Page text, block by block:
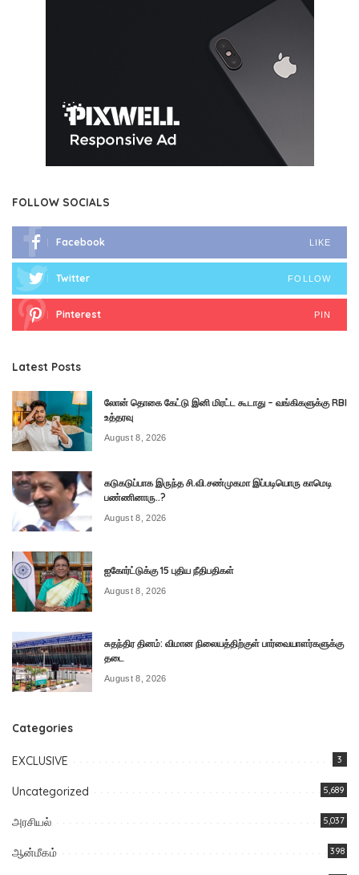
FOLLOW SOCIALS
Facebook LIKE
Twitter FOLLOW
Pinterest PIN
Latest Posts
லோன் தொகை கேட்டு இனி மிரட்ட கூடாது – வங்கிகளுக்கு RBI
உத்தரவு
August 8, 2026
கடுகடுப்பாக இருந்த சி.வி.சண்முகமா இப்படியொரு காமெடி
பண்ணினாரு..?
August 8, 2026
ஐகோர்ட்டுக்கு 15 புதிய நீதிபதிகள்
August 8, 2026
சுதந்திர தினம்: விமான நிலையத்திற்குள் பார்வையாளர்களுக்கு
தடை
August 8, 2026
Categories
EXCLUSIVE 3
Uncategorized 5,689
அரசியல் 5,037
ஆன்மீகம் 398